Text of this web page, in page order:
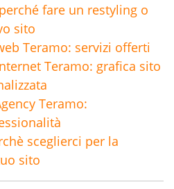
fare un restyling o
sito
Teramo: servizi offerti
Teramo: grafica sito
Teramo:
sceglierci per la
sito